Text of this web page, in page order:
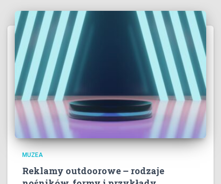
MUZEA
Reklamy outdoorowe – rodzaje